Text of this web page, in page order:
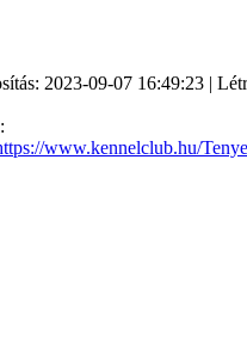
2023-09-07 16:49:23 |
www.kennelclub.hu/